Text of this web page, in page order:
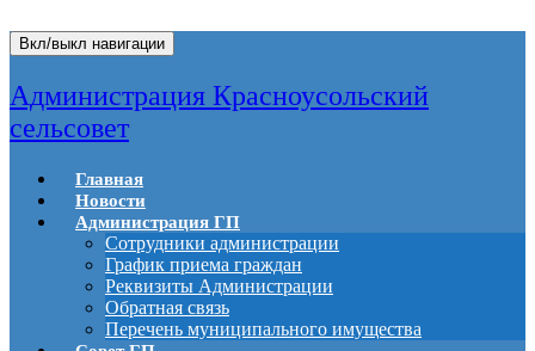
Вкл/выкл навигации
Администрация Красноусольский
сельсовет
Главная
Новости
Администрация ГП
Сотрудники администрации
График приема граждан
Реквизиты Администрации
Обратная связь
Перечень муниципального имущества